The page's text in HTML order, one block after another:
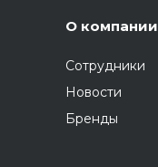
О компании
Сотрудники
Новости
Бренды